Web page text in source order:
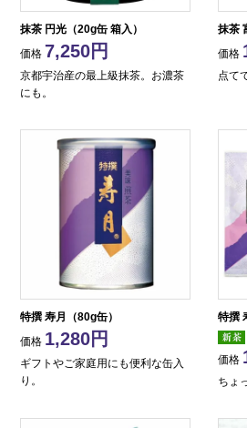
抹茶 円光（20g缶 箱入）
価格 7,250
京都宇治産の最上級抹茶。お濃茶
にも。
抹茶
価格
点て
特撰 寿月（80g缶）
価格 1,280
ギフトやご家庭用にも便利な缶入
り。
特撰
価格
ちょ